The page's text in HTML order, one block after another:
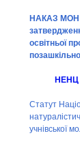
НАКАЗ МОН
освітньої
НЕНЦ
Статут
учнівської